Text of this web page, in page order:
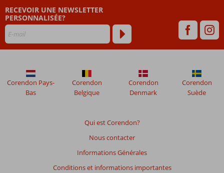
affichés
afin
garantir
la
des
avis
présentés.
RECEVOIR UNE NEWSLETTER
PERSONNALISÉE?
Qui est Corendon?
Nous contacter
Informations Générales
Conditions et informations importantes
Corendon Pays-
Bas
Corendon
Belgique
Corendon
Denmark
Corendon
Suède